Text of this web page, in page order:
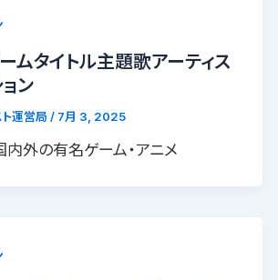
ムタイトル主題歌アーティス
ン
ト運営局 / 7月 3, 2025
内外の有名ゲーム・アニメ